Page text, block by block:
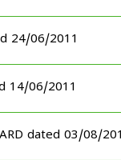
24/06/2011
14/06/2011
dated 03/08/